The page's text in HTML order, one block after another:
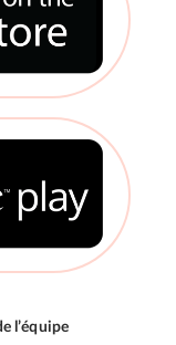
l’équipe